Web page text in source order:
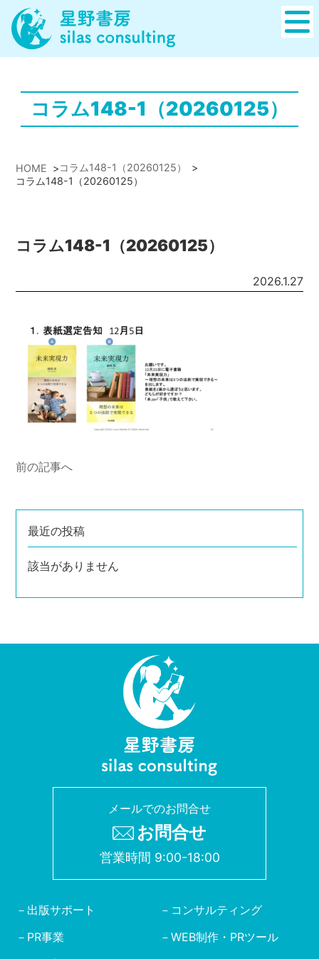
コラム148-1（20260125）
HOME >コラム148-1（20260125）
>
コラム148-1（20260125）
コラム148-1（20260125）
2026.1.27
前の記事へ
最近の投稿
該当がありません
メールでのお問合せ
お問合せ
営業時間 9:00-18:00
出版サポート
コンサルティング
PR事業
WEB制作・PRツール